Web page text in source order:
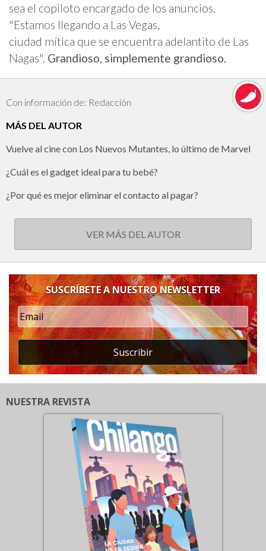
sea el copiloto encargado de los anuncios,
"Estamos llegando a Las Vegas,
ciudad mítica que se encuentra adelantito de Las
Nagas". Grandioso, simplemente grandioso.
Con información de: Redacción
MÁS DEL AUTOR
Vuelve al cine con Los Nuevos Mutantes, lo último de Marvel
¿Cuál es el gadget ideal para tu bebé?
¿Por qué es mejor eliminar el contacto al pagar?
VER MÁS DEL AUTOR
SUSCRÍBETE A NUESTRO NEWSLETTER
Suscribir
NUESTRA REVISTA